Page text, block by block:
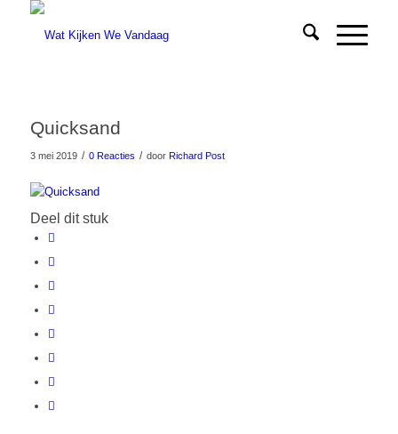
Quicksand
3 mei 2019 / 0 Reacties / door Richard Post
Deel dit stuk